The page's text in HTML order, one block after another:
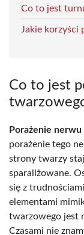
Co to jest
Jakie korzyści
Co to jest
Porażenie
porażenie tego
strony twarzy
sparaliżowane.
się z
elementami
twarzowego jest
Czasami nie